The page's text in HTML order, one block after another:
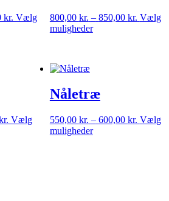
kr. Prisinterval:
800,00 kr.
Vælg
800,00 kr. – 850,00 kr. Vælg
mulighederDette
kan
vælges
på
varesiden
Prisinterval:
Vælg
Nåletræ
550,00 kr. – 600,00 kr. Vælg
mulighederDette